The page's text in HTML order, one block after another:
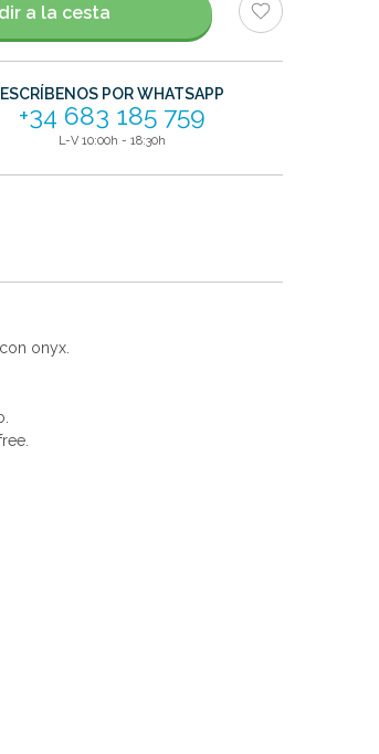
a la cesta
ESCRÍBENOS POR WHATSAPP
+34 683 185 759
L-V 10:00h - 18:30h
onyx.